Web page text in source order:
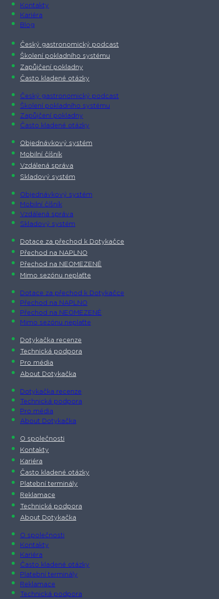
Kontakty
Kariéra
Blog
Český gastronomický podcast​
Školení pokladního systému
Zapůjčení pokladny
Často kladené otázky
Český gastronomický podcast​
Školení pokladního systému
Zapůjčení pokladny
Často kladené otázky
Objednávkový systém
Mobilní číšník
Vzdálená správa
Skladový systém
Objednávkový systém
Mobilní číšník
Vzdálená správa
Skladový systém
Dotace za přechod k Dotykačce
Přechod na NAPLNO
Přechod na NEOMEZENĚ
Mimo sezónu neplaťte
Dotace za přechod k Dotykačce
Přechod na NAPLNO
Přechod na NEOMEZENĚ
Mimo sezónu neplaťte
Dotykačka recenze
Technická podpora
Pro média
About Dotykačka
Dotykačka recenze
Technická podpora
Pro média
About Dotykačka
O společnosti
Kontakty
Kariéra
Často kladené otázky
Platební terminály
Reklamace
Technická podpora
About Dotykačka
O společnosti
Kontakty
Kariéra
Často kladené otázky
Platební terminály
Reklamace
Technická podpora